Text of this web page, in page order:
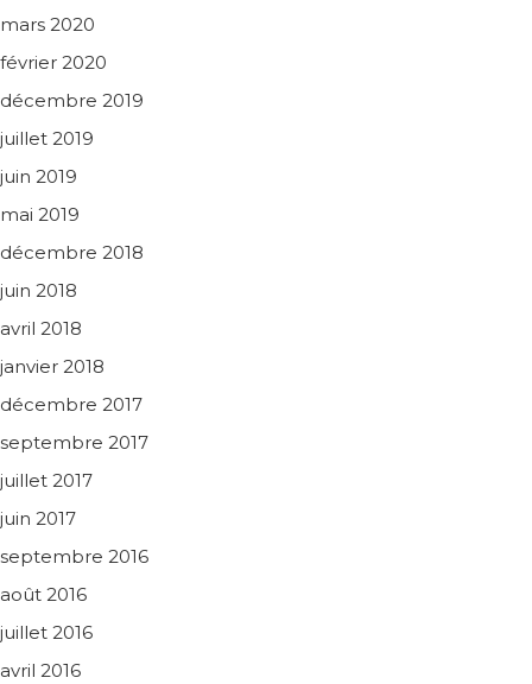
mars 2020
février 2020
décembre 2019
juillet 2019
juin 2019
mai 2019
décembre 2018
juin 2018
avril 2018
janvier 2018
décembre 2017
septembre 2017
juillet 2017
juin 2017
septembre 2016
août 2016
juillet 2016
avril 2016